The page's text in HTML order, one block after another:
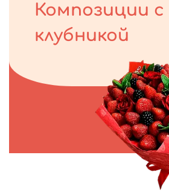
Композиции с
клубникой